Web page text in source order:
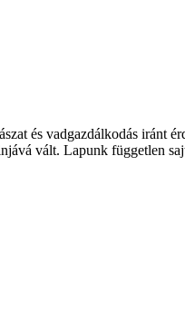
és vadgazdálkodás iránt
vált. Lapunk független